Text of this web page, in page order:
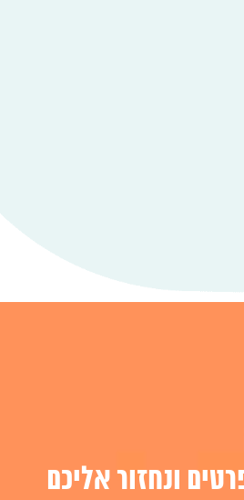
ונחזור אליכם